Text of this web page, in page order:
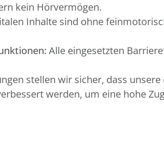
kein Hörvermögen.
Inhalte sind ohne
Alle eingesetzten
stellen wir sicher, dass
werden, um eine hohe